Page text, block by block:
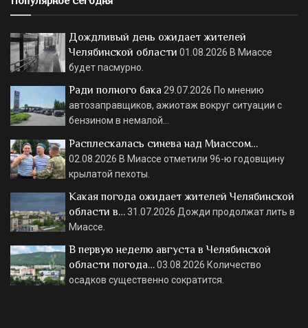
Дождливый день ожидает жителей
Челябинской области 01.08.2026 В Миассе
будет пасмурно.
Ради полного бака 29.07.2026 По мнению
автозаправщиков, ажиотаж вокруг ситуации с
бензином в немалой…
Расплескалась синева над Миассом…
02.08.2026 В Миассе отметили 96-ю годовщину
крылатой пехоты.
Какая погода ожидает жителей Челябинской
области в…31.07.2026 Дожди продолжат лить в
Миассе.
В первую неделю августа в Челябинской
области погода…03.08.2026 Количество
осадков существенно сократится.